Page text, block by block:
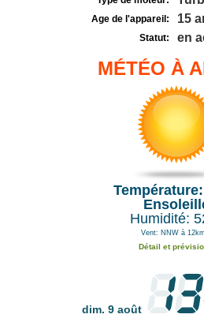
Age de l'appareil: 15
Statut: en
MÉTÉO À
Température:
Humidité:
Vent: NNW à
Détail et
dim. 9 août